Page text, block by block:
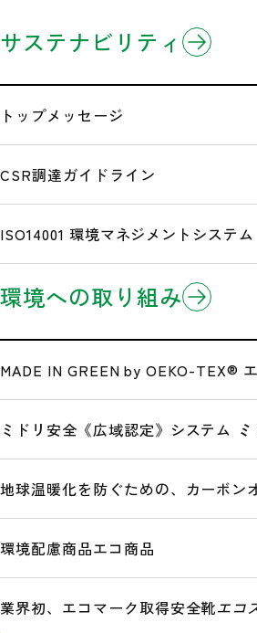
企業情報
3分でわかるミドリ安全
企業理念
沿革
広告・メディア情報
製品情報
製品のお知らせ
Eコマース/EDI(電子商取引)
研究開発
開発事例
サステナビリティ
トップメッセージ
CSR調達ガイドライン
ISO14001 環境マネジメントシステム
環境への取り組み
MADE IN GREEN by OEKO-TEX®
ミドリ安全《広域認定》システム
地球温暖化を防ぐための、カーボン
環境配慮商品エコ商品
業界初、エコマーク取得安全靴エコ
［